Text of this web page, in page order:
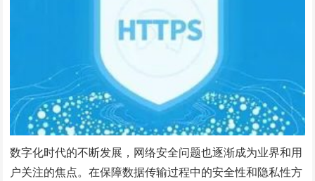
数字化时代的不断发展，网络安全问题也逐渐成为业界和用
户关注的焦点。在保障数据传输过程中的安全性和隐私性方